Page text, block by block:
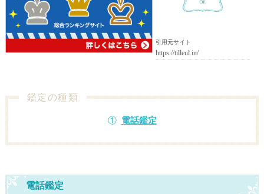
引用元サイト
https://tilleul.in/
鑑定の種類
電話鑑定
電話鑑定